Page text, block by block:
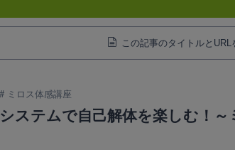
この記事のタイトルとURL
ミロス体感講座
システムで自己解体を楽しむ！～